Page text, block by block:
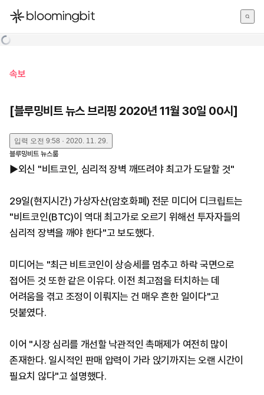
한국어
속보
[블루밍비트 뉴스 브리핑 2020년 11월 30일 00시]
입력 오전 9:58 · 2020. 11. 29.
블루밍비트 뉴스룸
▶외신 "비트코인, 심리적 장벽 깨뜨려야 최고가 도달할 것"
29일(현지시간) 가상자산(암호화폐) 전문 미디어 디크립트는
"비트코인(BTC)이 역대 최고가로 오르기 위해선 투자자들의
심리적 장벽을 깨야 한다"고 보도했다.
미디어는 "최근 비트코인이 상승세를 멈추고 하락 국면으로
접어든 것 또한 같은 이유다. 이전 최고점을 터치하는 데
어려움을 겪고 조정이 이뤄지는 건 매우 흔한 일이다"고
덧붙였다.
이어 "시장 심리를 개선할 낙관적인 촉매제가 여전히 많이
존재한다. 일시적인 판매 압력이 가라 앉기까지는 오랜 시간이
필요치 않다"고 설명했다.